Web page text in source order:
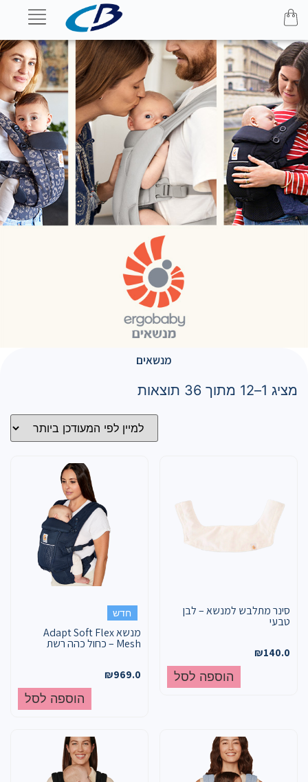
מנשאים
מציג 1–12 מתוך 36 תוצאות
סינר מתלבש למנשא – לבן
טבעי
₪140.0
הוספה לסל
חדש
מנשא Adapt Soft Flex
Mesh – כחול כהה רשת
₪969.0
הוספה לסל